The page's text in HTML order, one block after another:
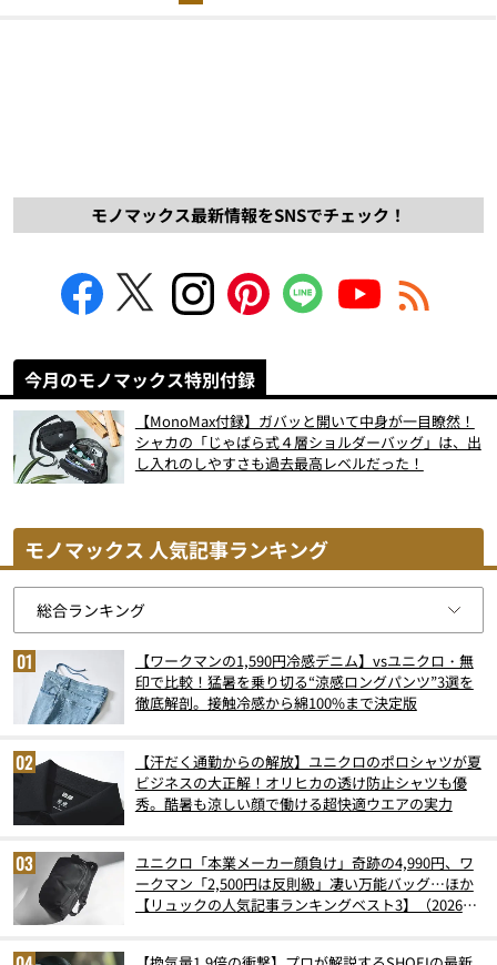
モノマックス最新情報をSNSでチェック！
今月のモノマックス特別付録
【MonoMax付録】ガバッと開いて中身が一目瞭然！
シャカの「じゃばら式４層ショルダーバッグ」は、出
し入れのしやすさも過去最高レベルだった！
モノマックス 人気記事ランキング
【ワークマンの1,590円冷感デニム】vsユニクロ・無
印で比較！猛暑を乗り切る“涼感ロングパンツ”3選を
徹底解剖。接触冷感から綿100%まで決定版
【汗だく通勤からの解放】ユニクロのポロシャツが夏
ビジネスの大正解！オリヒカの透け防止シャツも優
秀。酷暑も涼しい顔で働ける超快適ウエアの実力
ユニクロ「本業メーカー顔負け」奇跡の4,990円、ワ
ークマン「2,500円は反則級」凄い万能バッグ…ほか
【リュックの人気記事ランキングベスト3】（2026年